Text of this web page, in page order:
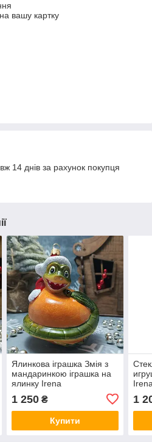
вашу картку
14 днів за рахунок покупця
Ялинкова іграшка Змія з
мандаринкою іграшка на
ялинку Irena
1 250₴
Купити
1